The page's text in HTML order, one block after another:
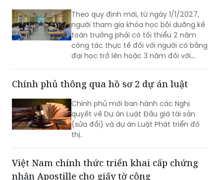
Từ 1/1/2027, muốn học bồi dưỡng kế toán
trưởng phải có từ 2-3 năm kinh nghiệm
Theo quy định mới, từ ngày 1/1/2027,
người tham gia khóa học bồi dưỡng kế
công tác thực tế đối với người có bằng
đại học trở lên hoặc 3 năm đối với
người có bằng trung cấp, cao đẳng
chuyên ngành tài chính, kế toán, kiểm
toán.
Chính phủ thông qua hồ sơ 2 dự án luật
Chính phủ mới ban hành các Nghị
(sửa đổi) và dự án Luật Phát triển đô
thị.